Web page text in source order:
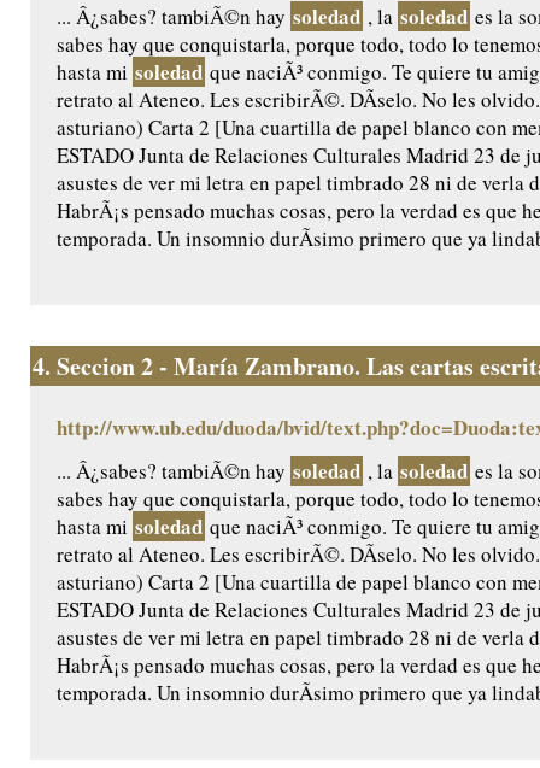
... Â¿sabes? tambiÃ©n hay soledad , la soledad es la
sabes hay que conquistarla, porque todo, todo lo
hasta mi soledad que naciÃ³ conmigo. Te quiere tu
retrato al Ateneo. Les escribirÃ©. DÃ­selo. No les
asturiano) Carta 2 [Una cuartilla de papel blanco con
ESTADO Junta de Relaciones Culturales Madrid 23 de
asustes de ver mi letra en papel timbrado 28 ni de verla
HabrÃ¡s pensado muchas cosas, pero la verdad es que
temporada. Un insomnio durÃ­simo primero que ya
4. Seccion 2 - María Zambrano. Las cartas
http://www.ub.edu/duoda/bvid/
... Â¿sabes? tambiÃ©n hay soledad , la soledad es la
sabes hay que conquistarla, porque todo, todo lo
hasta mi soledad que naciÃ³ conmigo. Te quiere tu
retrato al Ateneo. Les escribirÃ©. DÃ­selo. No les
asturiano) Carta 2 [Una cuartilla de papel blanco con
ESTADO Junta de Relaciones Culturales Madrid 23 de
asustes de ver mi letra en papel timbrado 28 ni de verla
HabrÃ¡s pensado muchas cosas, pero la verdad es que
temporada. Un insomnio durÃ­simo primero que ya